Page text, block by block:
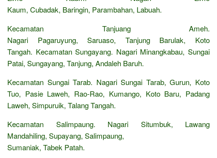
Kaum, Cubadak, Baringin, Parambahan, Labuah.
Kecamatan Tanjuang Ameh.
Nagari Pagaruyung, Saruaso, Tanjung Barulak, Koto
Tangah. Kecamatan Sungayang. Nagari Minangkabau, Sungai
Patai, Sungayang, Tanjung, Andaleh Baruh.
Kecamatan Sungai Tarab. Nagari Sungai Tarab, Gurun, Koto
Tuo, Pasie Laweh, Rao-Rao, Kumango, Koto Baru, Padang
Laweh, Simpuruik, Talang Tangah.
Kecamatan Salimpaung. Nagari Situmbuk, Lawang
Mandahiling, Supayang, Salimpaung,
Sumaniak, Tabek Patah.